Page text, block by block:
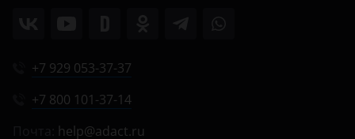
+7 929 053-37-37
+7 800 101-37-14
help@adact.ru